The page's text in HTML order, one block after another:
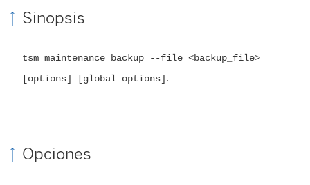
Sinopsis
tsm maintenance backup --file <backup_file>
[options] [global options] .
Opciones